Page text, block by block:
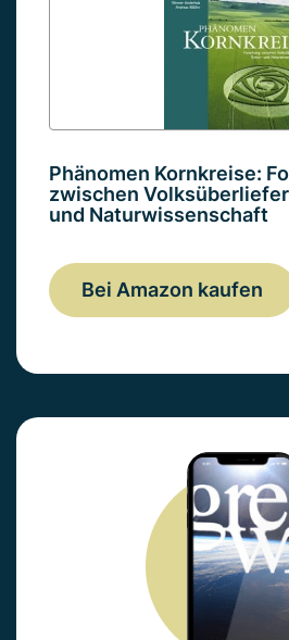
Phänomen Kornkreise:
zwischen
und Naturwissenschaft
Bei Amazon kaufen